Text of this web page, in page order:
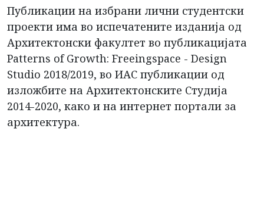
Публикации на избрани лични студентски
проекти има во испечатените изданија од
Архитектонски факултет во публикацијата
Patterns of Growth: Freeingspace - Design
Studio 2018/2019, во ИАС публикации од
изложбите на Архитектонските Студија
2014-2020, како и на интернет портали за
архитектура.